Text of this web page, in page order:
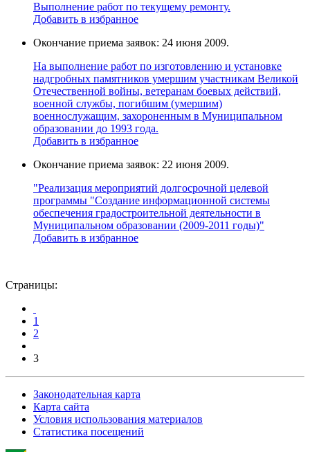
Выполнение работ по текущему ремонту.
Добавить в избранное
Окончание приема заявок: 24 июня 2009.
На выполнение работ по изготовлению и установке
надгробных памятников умершим участникам Великой
Отечественной войны, ветеранам боевых действий,
военной службы, погибшим (умершим)
военнослужащим, захороненным в Муниципальном
образовании до 1993 года.
Добавить в избранное
Окончание приема заявок: 22 июня 2009.
"Реализация мероприятий долгосрочной целевой
программы "Создание информационной системы
обеспечения градостроительной деятельности в
Муниципальном образовании (2009-2011 годы)"
Добавить в избранное
Страницы:
1
2
3
Законодательная карта
Карта сайта
Условия использования материалов
Статистика посещений